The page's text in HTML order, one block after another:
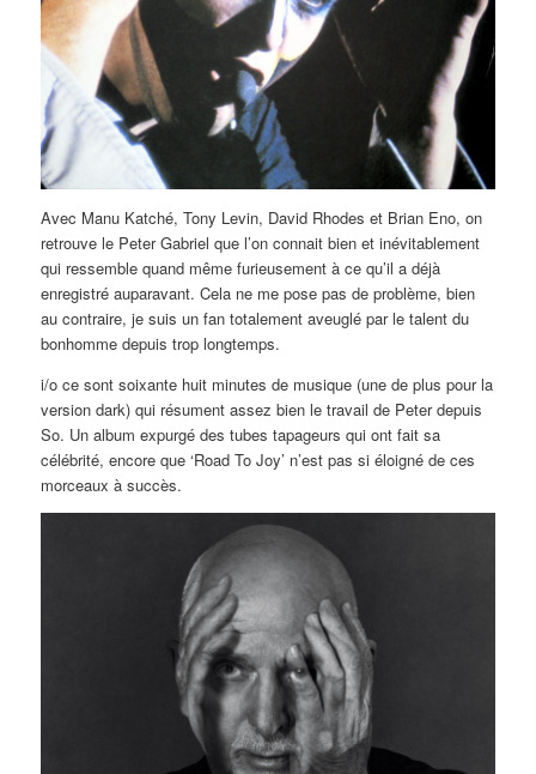
Avec Manu Katché, Tony Levin, David Rhodes et Brian Eno, on
retrouve le Peter Gabriel que l’on connait bien et inévitablement
qui ressemble quand même furieusement à ce qu’il a déjà
enregistré auparavant. Cela ne me pose pas de problème, bien
au contraire, je suis un fan totalement aveuglé par le talent du
bonhomme depuis trop longtemps.
i/o ce sont soixante huit minutes de musique (une de plus pour la
version dark) qui résument assez bien le travail de Peter depuis
So. Un album expurgé des tubes tapageurs qui ont fait sa
célébrité, encore que ‘Road To Joy’ n’est pas si éloigné de ces
morceaux à succès.